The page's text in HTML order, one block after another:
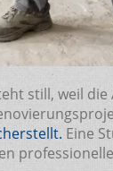
still, weil
. Eine